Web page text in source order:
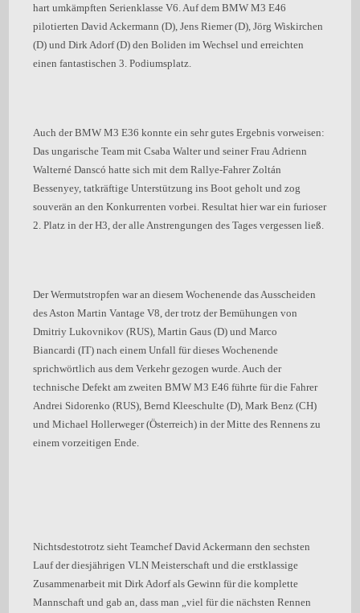
hart umkämpften Serienklasse V6. Auf dem BMW M3 E46
pilotierten David Ackermann (D), Jens Riemer (D), Jörg Wiskirchen
(D) und Dirk Adorf (D) den Boliden im Wechsel und erreichten
einen fantastischen 3. Podiumsplatz.
Auch der BMW M3 E36 konnte ein sehr gutes Ergebnis vorweisen:
Das ungarische Team mit Csaba Walter und seiner Frau Adrienn
Walterné Danscó hatte sich mit dem Rallye-Fahrer Zoltán
Bessenyey, tatkräftige Unterstützung ins Boot geholt und zog
souverän an den Konkurrenten vorbei. Resultat hier war ein furioser
2. Platz in der H3, der alle Anstrengungen des Tages vergessen ließ.
Der Wermutstropfen war an diesem Wochenende das Ausscheiden
des Aston Martin Vantage V8, der trotz der Bemühungen von
Dmitriy Lukovnikov (RUS), Martin Gaus (D) und Marco
Biancardi (IT) nach einem Unfall für dieses Wochenende
sprichwörtlich aus dem Verkehr gezogen wurde. Auch der
technische Defekt am zweiten BMW M3 E46 führte für die Fahrer
Andrei Sidorenko (RUS), Bernd Kleeschulte (D), Mark Benz (CH)
und Michael Hollerweger (Österreich) in der Mitte des Rennens zu
einem vorzeitigen Ende.
Nichtsdestotrotz sieht Teamchef David Ackermann den sechsten
Lauf der diesjährigen VLN Meisterschaft und die erstklassige
Zusammenarbeit mit Dirk Adorf als Gewinn für die komplette
Mannschaft und gab an, dass man „viel für die nächsten Rennen